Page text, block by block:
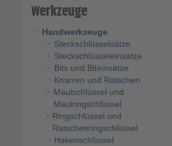
Werkzeuge
Handwerkzeuge
Steckschlüsselsätze
Steckschlüsseleinsätze
Bits und Biteinsätze
Knarren und Ratschen
Maulschlüssel und
Maulringschlüssel
Ringschlüssel und
Ratschenringschlüssel
Hakenschlüssel